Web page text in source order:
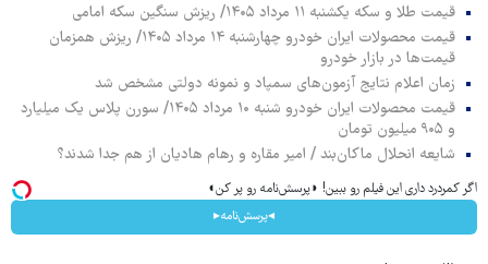
قیمت طلا و سکه یکشنبه ۱۱ مرداد ۱۴۰۵/ ریزش سنگین سکه امامی
قیمت محصولات ایران خودرو چهارشنبه ۱۴ مرداد ۱۴۰۵/ ریزش همزمان
قیمت‌ها در بازار خودرو
زمان اعلام نتایج آزمون‌های سمپاد و نمونه دولتی مشخص شد
قیمت محصولات ایران خودرو شنبه ۱۰ مرداد ۱۴۰۵/ سورن پلاس یک میلیارد
و ۹۰۵ میلیون تومان
شایعه انحلال ماکان‌بند / امیر مقاره و رهام هادیان از هم جدا شدند؟
اگر کمردرد داری این فیلم رو ببین! ◗پرسش‌نامه رو پر کن◖
◂پرسش‌نامه▸